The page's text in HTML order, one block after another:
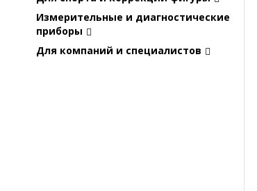
Измерительные и диагностические
приборы
Для компаний и специалистов